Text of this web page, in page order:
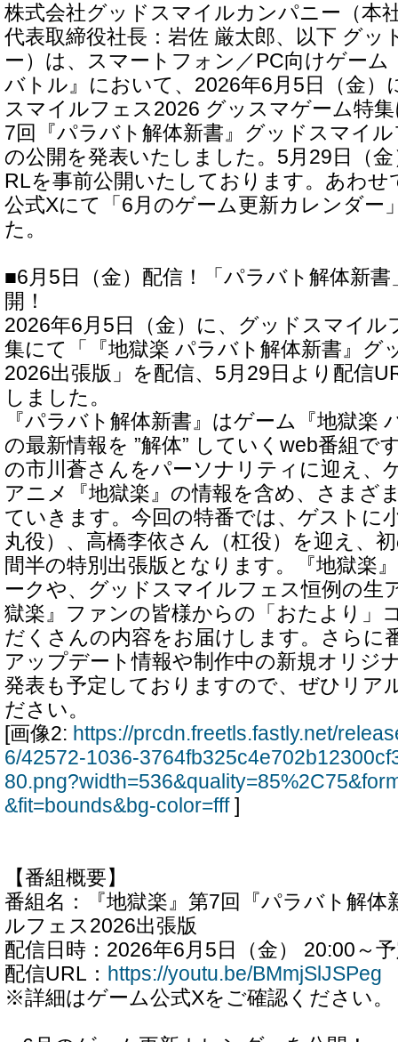
株式会社グッドスマイルカンパニー（本
代表取締役社長：岩佐 厳太郎、以下 グ
ー）は、スマートフォン／PC向けゲー
バトル』において、2026年6月5日（金）
スマイルフェス2026 グッスマゲーム特
7回『パラバト解体新書』グッドスマイ
の公開を発表いたしました。5月29日（
RLを事前公開いたしております。あわせ
公式Xにて「6月のゲーム更新カレンダー
た。
■6月5日（金）配信！「パラバト解体新
開！
2026年6月5日（金）に、グッドスマイル
集にて「『地獄楽 パラバト解体新書』グ
2026出張版」を配信、5月29日より配信
しました。
『パラバト解体新書』はゲーム『地獄楽
の最新情報を ”解体” していくweb番組で
の市川蒼さんをパーソナリティに迎え、
アニメ『地獄楽』の情報を含め、さまざ
ていきます。今回の特番では、ゲストに
丸役）、高橋李依さん（杠役）を迎え、
間半の特別出張版となります。『地獄楽
ークや、グッドスマイルフェス恒例の生
獄楽』ファンの皆様からの「おたより」
だくさんの内容をお届けします。さらに
アップデート情報や制作中の新規オリジ
発表も予定しておりますので、ぜひリア
ださい。
[画像2: https://prcdn.freetls.fastly.net/
6/42572-1036-
&fit=bounds&bg-color=fff]
【番組概要】
番組名：『地獄楽』第7回『パラバト解
ルフェス2026出張版
配信日時：2026年6月5日（金） 20:00～
配信URL： https://youtu.be/BMmjSlJSPeg
※詳細はゲーム公式Xをご確認ください。